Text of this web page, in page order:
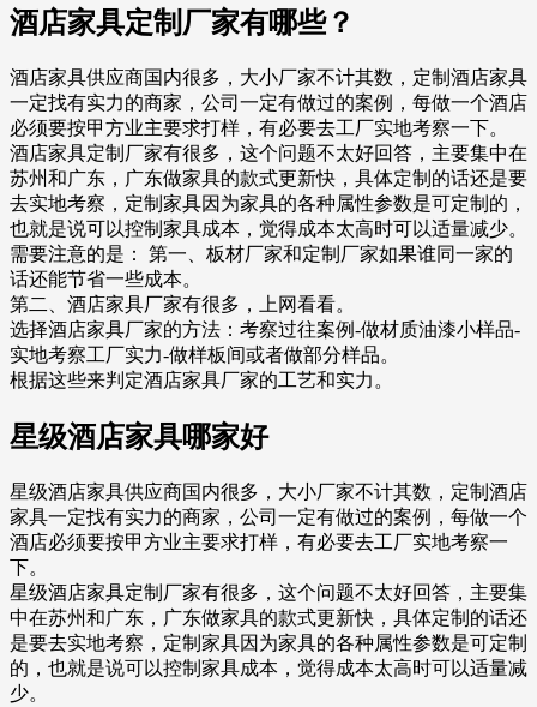
酒店家具定制厂家有哪些？
酒店家具供应商国内很多，大小厂家不计其数，定制酒店家具
一定找有实力的商家，公司一定有做过的案例，每做一个酒店
必须要按甲方业主要求打样，有必要去工厂实地考察一下。
酒店家具定制厂家有很多，这个问题不太好回答，主要集中在
苏州和广东，广东做家具的款式更新快，具体定制的话还是要
去实地考察，定制家具因为家具的各种属性参数是可定制的，
也就是说可以控制家具成本，觉得成本太高时可以适量减少。
需要注意的是： 第一、板材厂家和定制厂家如果谁同一家的
话还能节省一些成本。
第二、酒店家具厂家有很多，上网看看。
选择酒店家具厂家的方法：考察过往案例-做材质油漆小样品-
实地考察工厂实力-做样板间或者做部分样品。
根据这些来判定酒店家具厂家的工艺和实力。
星级酒店家具哪家好
星级酒店家具供应商国内很多，大小厂家不计其数，定制酒店
家具一定找有实力的商家，公司一定有做过的案例，每做一个
酒店必须要按甲方业主要求打样，有必要去工厂实地考察一
下。
星级酒店家具定制厂家有很多，这个问题不太好回答，主要集
中在苏州和广东，广东做家具的款式更新快，具体定制的话还
是要去实地考察，定制家具因为家具的各种属性参数是可定制
的，也就是说可以控制家具成本，觉得成本太高时可以适量减
少。